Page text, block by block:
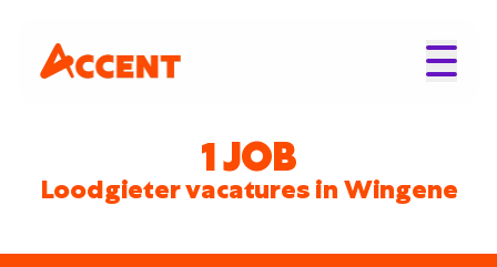
1 JOB
Loodgieter vacatures in Wingene